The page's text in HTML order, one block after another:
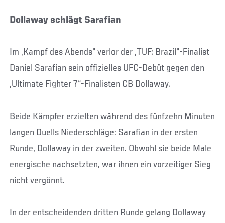
Dollaway schlägt Sarafian
Im „Kampf des Abends“ verlor der „TUF: Brazil“-Finalist
Daniel Sarafian sein offizielles UFC-Debüt gegen den
„Ultimate Fighter 7“-Finalisten CB Dollaway.
Beide Kämpfer erzielten während des fünfzehn Minuten
langen Duells Niederschläge: Sarafian in der ersten
Runde, Dollaway in der zweiten. Obwohl sie beide Male
energische nachsetzten, war ihnen ein vorzeitiger Sieg
nicht vergönnt.
In der entscheidenden dritten Runde gelang Dollaway